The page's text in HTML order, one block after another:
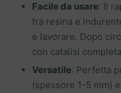
Facile da usare: Il
tra resina e
e lavorare. Dopo
con catalisi
Versatile: Perfetta
(spessore 1-5 mm)